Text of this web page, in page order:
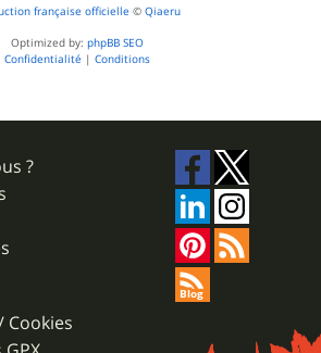
française officielle © Qiaeru
Optimized by: phpBB SEO
Confidentialité | Conditions
?
Cookies